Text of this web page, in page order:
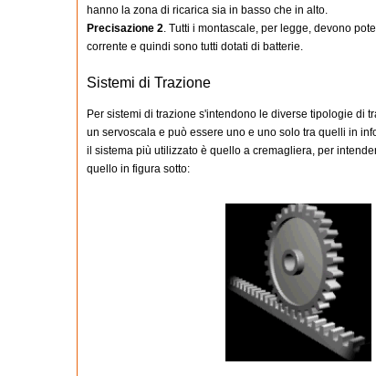
hanno la zona di ricarica sia in basso che in alto.
Precisazione 2. Tutti i montascale, per legge, devono
corrente e quindi sono tutti dotati di batterie.
Sistemi di Trazione
Per sistemi di trazione s'intendono le diverse tipologie di
un servoscala e può essere uno e uno solo tra quelli in
il sistema più utilizzato è quello a cremagliera, per
quello in figura sotto: